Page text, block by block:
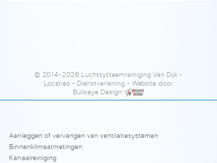
© 2014-2026 Luchtsysteemreiniging Van Dijk-
Locaties - Dienstverlening - Website door
Bullseye Design
Aanleggen of vervangen van ventilatiesystemen
Binnenklimaatmetingen
Kanaalreiniging